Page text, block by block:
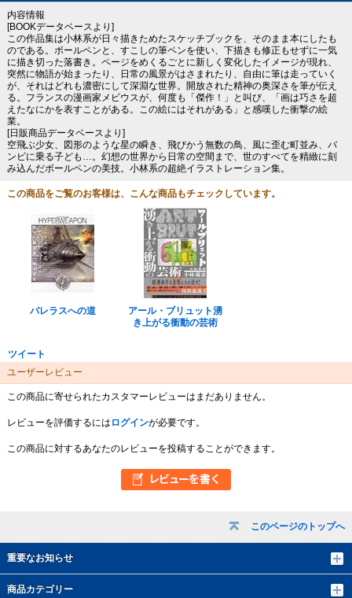
このページのトップへ
重要なお知らせ
商品カテゴリー
内容情報
[BOOKデータベースより]
この作品集は小林系が日々描きためたスケッチブックを、そのまま本にしたも
のである。ボールペンと、すこしの筆ペンを使い、下描きも修正もせずに一気
に描き切った落書き。ページをめくるごとに新しく変化したイメージが現れ、
突然に物語が始まったり、日常の風景がはさまれたり、自由に筆は走っていく
が、それはどれも濃密にして深淵な世界。開放された精神の奥深さを筆が伝え
る。フランスの漫画家メビウスが、何度も「傑作！」と叫び、「画は巧さを超
えたなにかを表すことがある。この絵にはそれがある」と感嘆した衝撃の絵
業。
[日販商品データベースより]
空飛ぶ少女、図形のような星の瞬き、飛びかう無数の鳥、風に歪む町並み、バ
ンビに乗る子ども…。幻想の世界から日常の空間まで、世のすべてを精緻に刻
み込んだボールペンの美技。小林系の超絶イラストレーション集。
この商品をご覧のお客様は、こんな商品もチェックしています。
バレラスへの道
アール・ブリュット湧
き上がる衝動の芸術
ツイート
ユーザーレビュー
この商品に寄せられたカスタマーレビューはまだありません。
レビューを評価するには ログインが必要です。
この商品に対するあなたのレビューを投稿することができます。